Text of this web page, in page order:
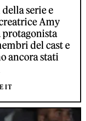
serie e
Amy
del cast e
ancora stati
IT